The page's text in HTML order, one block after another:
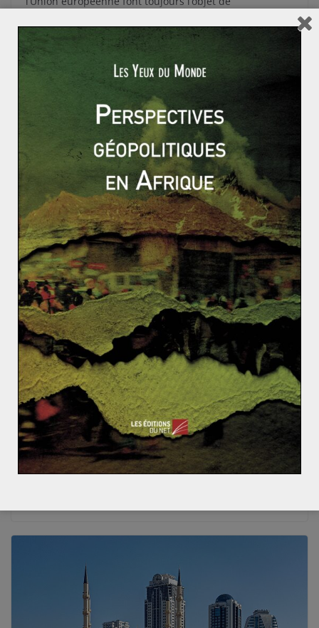
Read More
1973 - 2000 ACTUALITÉS BIOGRAPHIES EUROPE
FRANCE
HISTOIRE-GÉOGRAPHIE
Paul BATCABE-LACOSTE 20 décembre 2020
0 Comments
Europe,France,histoire Valéry Giscard d'Estaing
Valéry Giscard d’Estaing et sa politique
extérieure, modernité ou continuité ? (1/3 :
la politique européenne)
Divorce par consentement mutuel, loi d’orientation en
faveur des personnes handicapées, loi sur le collège
unique, IVG, majorité à 18ans,